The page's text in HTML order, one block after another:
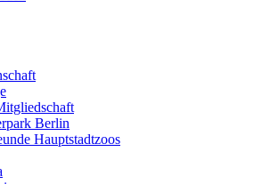
Berlin
Hauptstadtzoos